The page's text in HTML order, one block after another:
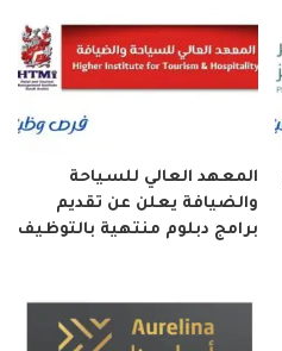
المعهد العالي للسياحة
والضيافة يعلن عن تقديم
برامج دبلوم منتهية بالتوظيف